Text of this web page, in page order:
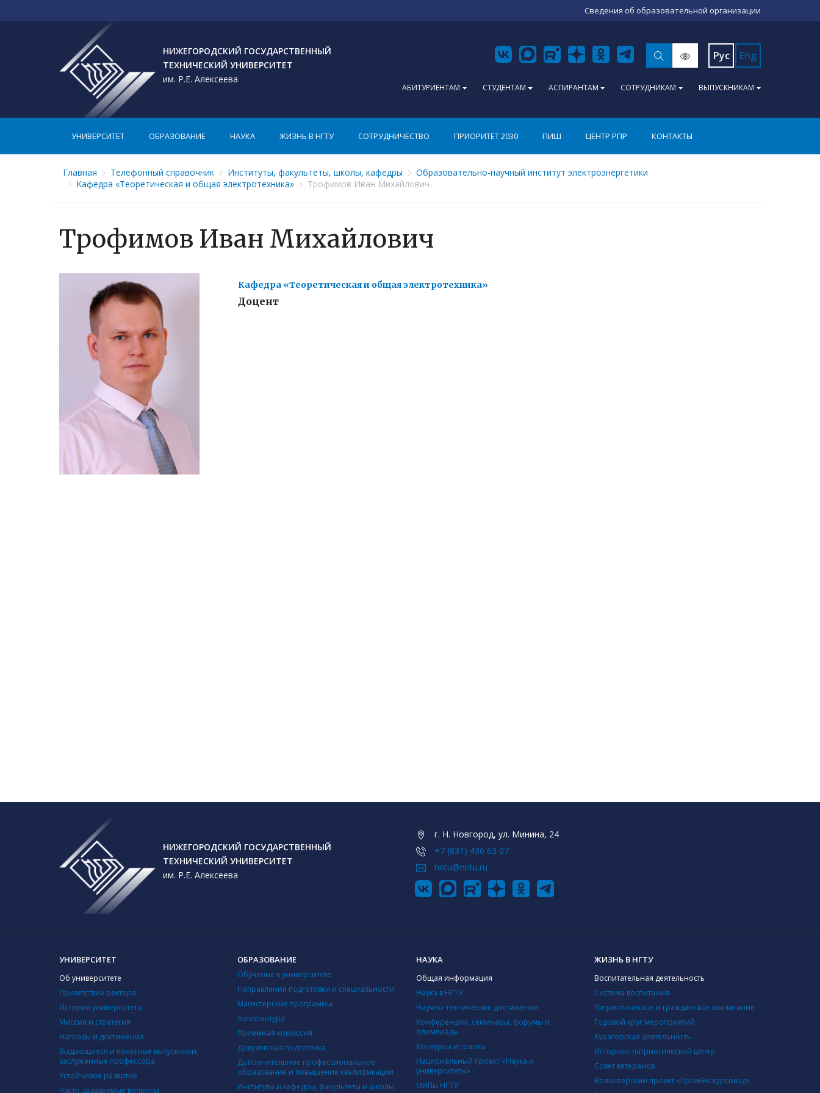
Сведения об образовательной организации
НИЖЕГОРОДСКИЙ ГОСУДАРСТВЕННЫЙ
ТЕХНИЧЕСКИЙ УНИВЕРСИТЕТ
им. Р.Е. Алексеева
Рус Eng
АБИТУРИЕНТАМ СТУДЕНТАМ АСПИРАНТАМ СОТРУДНИКАМ ВЫПУСКНИКАМ
УНИВЕРСИТЕТ ОБРАЗОВАНИЕ НАУКА ЖИЗНЬ В НГТУ СОТРУДНИЧЕСТВО ПРИОРИТЕТ 2030 ПИШ ЦЕНТР РПР КОНТАКТЫ
Главная Телефонный справочник Институты, факультеты, школы, кафедры
Образовательно-научный институт электроэнергетики
Кафедра «Теоретическая и общая электротехника»
Трофимов Иван Михайлович
Трофимов Иван Михайлович
Кафедра «Теоретическая и общая электротехника»
Доцент
НИЖЕГОРОДСКИЙ ГОСУДАРСТВЕННЫЙ
ТЕХНИЧЕСКИЙ УНИВЕРСИТЕТ
им. Р.Е. Алексеева
г. Н. Новгород, ул. Минина, 24
+7 (831) 436 63 07
nntu@nntu.ru
УНИВЕРСИТЕТ
Об университете
Приветствие ректора
История университета
Миссия и стратегия
Награды и достижения
Выдающиеся и почетные выпускники,
заслуженные профессора
Устойчивое развитие
Часто задаваемые вопросы
ОБРАЗОВАНИЕ
Обучение в университете
Направления подготовки и специальности
Магистерские программы
Аспирантура
Приемная комиссия
Довузовская подготовка
Дополнительное профессиональное
образование и повышение квалификации
Институты и кафедры, факультеты и школы
НАУКА
Общая информация
Наука в НГТУ
Научно-технические достижения
Конференции, семинары, форумы и
олимпиады
Конкурсы и гранты
Национальный проект «Наука и
университеты»
МИПы НГТУ
ЖИЗНЬ В НГТУ
Воспитательная деятельность
Система воспитания
Патриотическое и гражданское воспитание
Годовой круг мероприятий
Кураторская деятельность
Историко-патриотический центр
Совет ветеранов
Волонтерский проект «ПромЭкскурсовод»